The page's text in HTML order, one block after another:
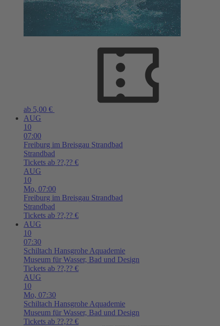
ab 5,00 €
AUG
10
07:00
Freiburg im Breisgau Strandbad
Strandbad
Tickets ab ??,?? €
AUG
10
Mo, 07:00
Freiburg im Breisgau Strandbad
Strandbad
Tickets ab ??,?? €
AUG
10
07:30
Schiltach Hansgrohe Aquademie
Museum für Wasser, Bad und Design
Tickets ab ??,?? €
AUG
10
Mo, 07:30
Schiltach Hansgrohe Aquademie
Museum für Wasser, Bad und Design
Tickets ab ??,?? €